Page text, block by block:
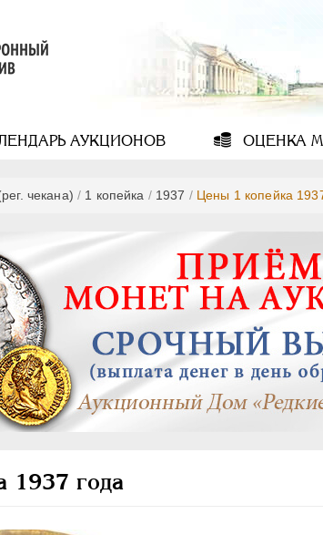
АУКЦИОНОВ ОЦЕНКА
чекана) / 1 копейка / 1937 / Цены 1 копейка
1937 года